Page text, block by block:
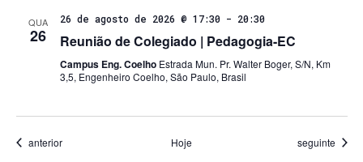
QUA
26
26 de agosto de 2026 @ 17:30- 20:30
Reunião de Colegiado | Pedagogia-EC
Campus Eng. Coelho Estrada Mun. Pr. Walter Boger, S/N, Km
3,5, Engenheiro Coelho, São Paulo, Brasil
Eventos
anterior Hoje Eventos
seguinte